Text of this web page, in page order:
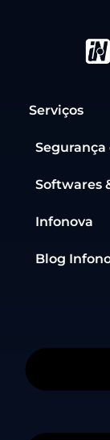
Serviços
Softwares
Infonova
Blog